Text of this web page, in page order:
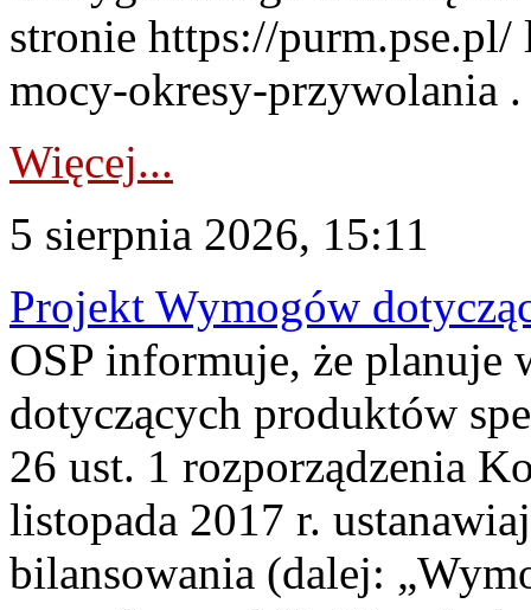
stronie https://
mocy-okresy-przywolania
Więcej...
5 sierpnia 2026, 15:11
Projekt Wymogów
OSP informuje, że planuje
dotyczących produktów
26 ust. 1 rozporządzenia
listopada 2017 r.
bilansowania (dalej: